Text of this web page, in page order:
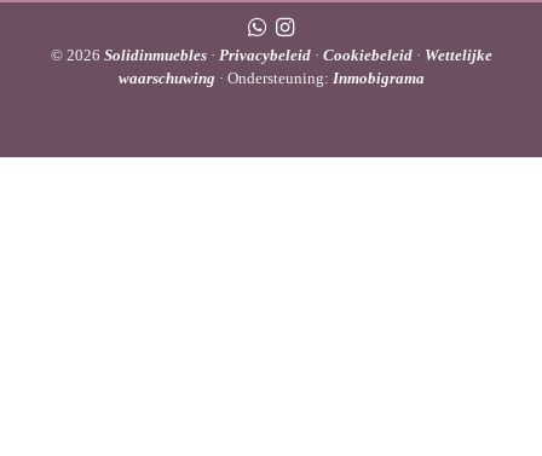
© 2026 Solidinmuebles · Privacybeleid · Cookiebeleid · Wettelijke
waarschuwing · Ondersteuning: Inmobigrama